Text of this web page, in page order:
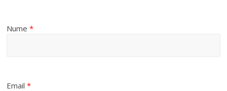
Nume*
Email*